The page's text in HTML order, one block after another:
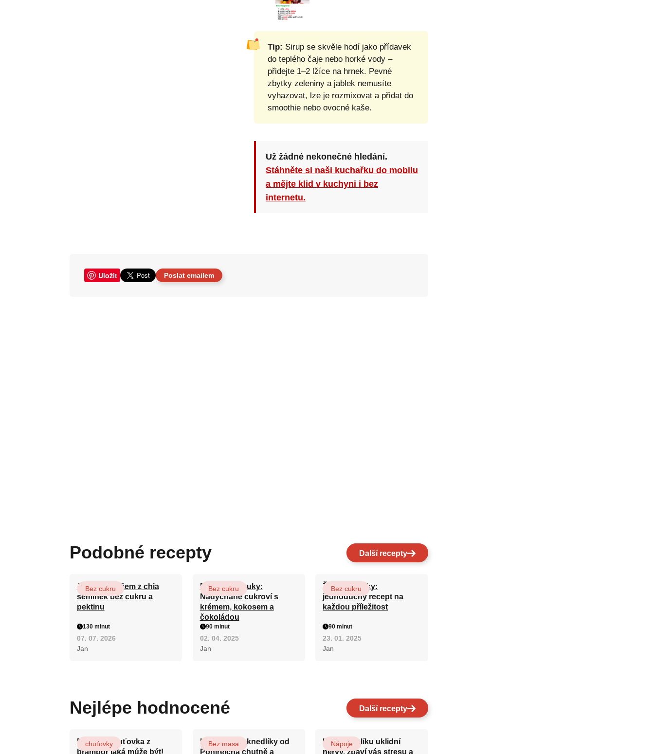
Tip: Sirup se skvěle hodí jako přídavek
do teplého čaje nebo horké vody –
přidejte 1–2 lžíce na hrnek. Pevné
zbytky zeleniny a jablek nemusíte
vyhazovat, lze je rozmixovat a přidat do
smoothie nebo ovocné kaše.
Už žádné nekonečné hledání.
Stáhněte si naši kuchařku do mobilu
a mějte klid v kuchyni i bez
internetu.
Uložit Poslat emailem
Podobné recepty Další recepty
Jahodový džem z chia
semínek bez cukru a
pektinu
Bez cukru
130 minut
07. 07. 2026
Jan
Ruské klobouky:
Nadýchané cukroví s
krémem, kokosem a
čokoládou
Bez cukru
90 minut
02. 04. 2025
Jan
Žerbo koláčky:
jednoduchý recept na
každou příležitost
Bez cukru
90 minut
23. 01. 2025
Jan
Nejlépe hodnocené Další recepty
Nejlepší chuťovka z
brambor jaká může být!
chuťovky
Karlovarské knedlíky od
Pohlreicha chutně a
Bez masa
Kořen kozlíku uklidní
nervy, zbaví vás stresu a
Nápoje